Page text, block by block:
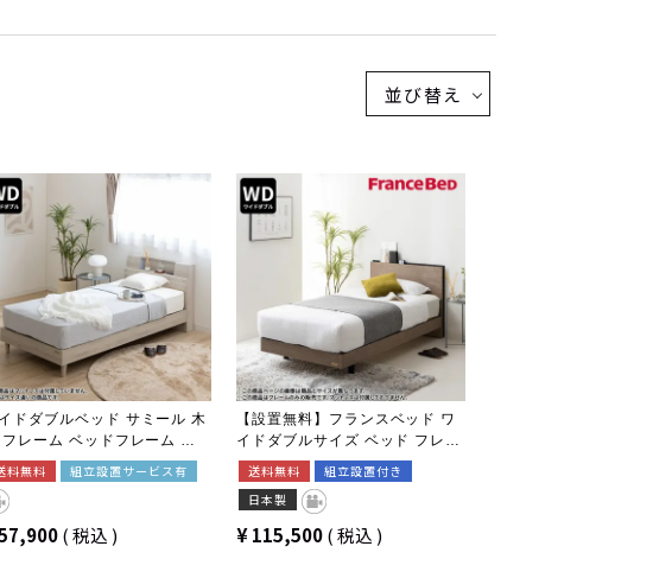
並び替え
ドダブルベッド サミール 木
レーム ベッドフレーム ワ
ダブル シンプル 寝室 高さ
ローベッド ロータイプ 2段
立てかけ棚 照明 幅木よけ 2口
セント付き
料無料 組立設置サービス有
税込
【設置無料】フランスベッド ワ
イドダブルサイズ ベッド フレー
ム BG-001 BG-002 LG レッグ 脚
付き 高さ2段階 調整 キャビネッ
ト 棚付き スリム棚 コンセント
充電 すのこ 日本製 ルンバブル
送料無料
組立設置付き
日本製
¥115,500 税込